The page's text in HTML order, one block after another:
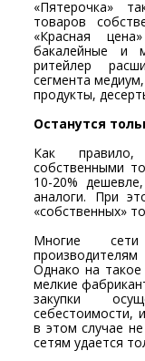
«Пятерочка»
товаров
«Красная
бакалейные и
ритейлер
сегмента
продукты,
Останутся
Как
собственными
10-20%
аналоги. При
«собственных»
Многие сети
Однако на
мелкие
закупки
себестоимости,
в этом случае
сетям удается